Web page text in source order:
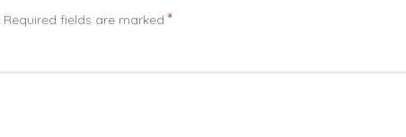
Required fields are marked *